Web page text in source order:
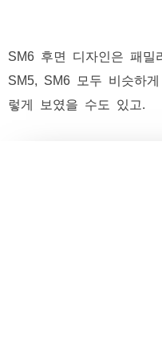
SM6 후면 디자인은 패밀
SM5, SM6 모두 비슷하
렇게 보였을 수도 있고.